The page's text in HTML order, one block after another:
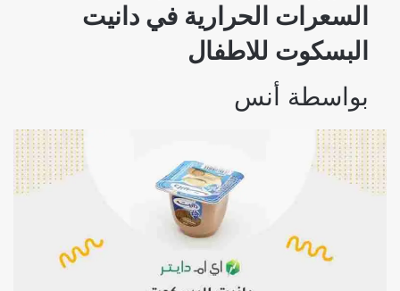
السعرات الحرارية في دانيت
البسكوت للاطفال
بواسطة أنس